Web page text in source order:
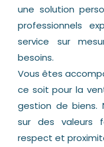
une solution
professionnels
service sur
besoins.
Vous êtes
ce soit pour la
gestion de biens.
sur des valeurs
respect et